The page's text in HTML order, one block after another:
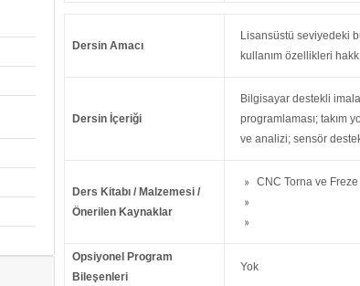
Dersin Amacı
Lisansüstü seviyedeki
kullanım özellikleri
Dersin İçeriği
Bilgisayar destekli
programlaması; takım
ve analizi; sensör
Ders Kitabı / Malzemesi /
Önerilen Kaynaklar
CNC Torna ve
Opsiyonel Program
Bileşenleri
Yok